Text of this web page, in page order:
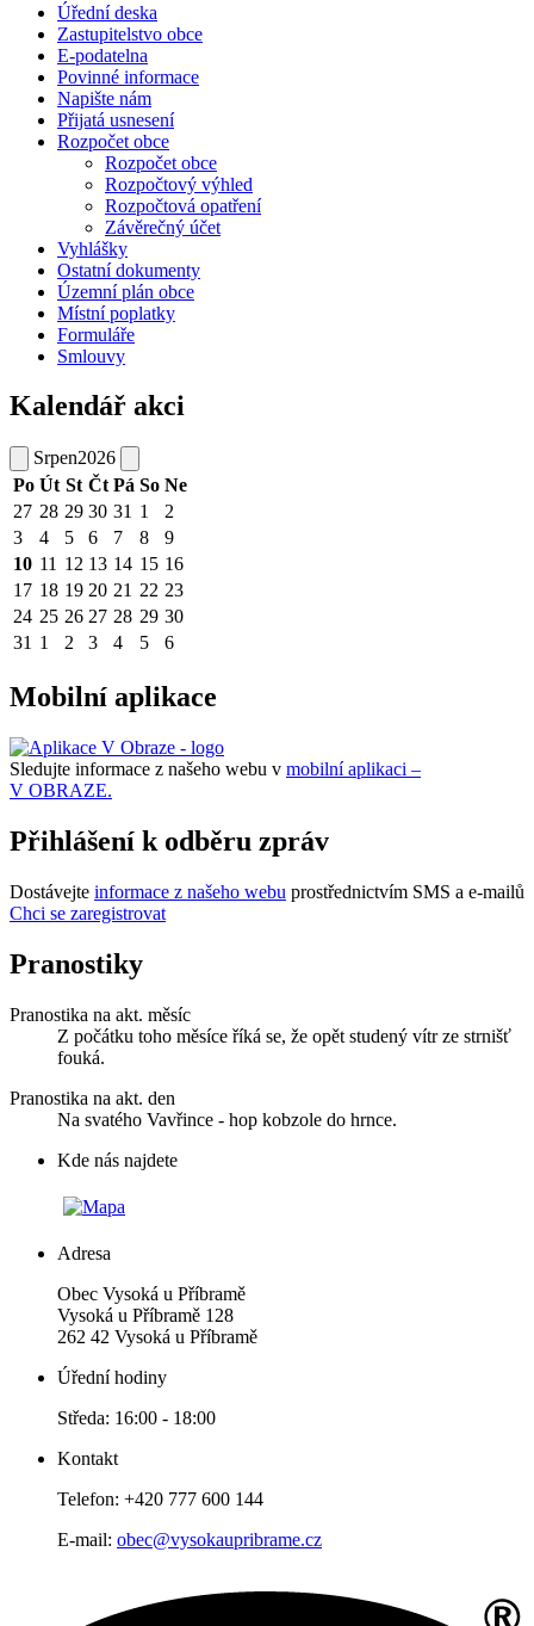
Úřední deska
Zastupitelstvo obce
E-podatelna
Povinné informace
Napište nám
Přijatá usnesení
Rozpočet obce
Rozpočet obce
Rozpočtový výhled
Rozpočtová opatření
Závěrečný účet
Vyhlášky
Ostatní dokumenty
Územní plán obce
Místní poplatky
Formuláře
Smlouvy
Kalendář akci
Srpen2026
Po Út St Čt Pá So Ne
27 28 29 30 31 1
2
3
4 5 6 7 8
9
10 11 12 13 14 15 16
17 18 19 20 21 22 23
24 25 26 27 28 29 30
31 1 2 3 4 5 6
Mobilní aplikace
Sledujte informace z našeho webu v mobilní aplikaci –
V OBRAZE.
Přihlášení k odběru zpráv
Dostávejte informace z našeho webu prostřednictvím SMS a e-mailů
Chci se zaregistrovat
Pranostiky
Pranostika na akt. měsíc
Z počátku toho měsíce říká se, že opět studený vítr ze strnišť
fouká.
Pranostika na akt. den
Na svatého Vavřince - hop kobzole do hrnce.
Kde nás najdete
Adresa
Obec Vysoká u Příbramě
Vysoká u Příbramě 128
262 42 Vysoká u Příbramě
Úřední hodiny
Středa: 16:00 - 18:00
Kontakt
Telefon: +420 777 600 144
E-mail: obec@vysokaupribrame.cz